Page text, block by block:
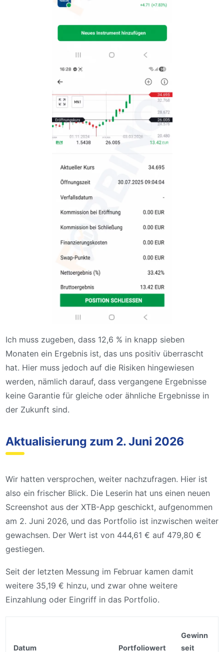
Ich muss zugeben, dass 12,6 % in knapp sieben
Monaten ein Ergebnis ist, das uns positiv überrascht
hat. Hier muss jedoch auf die Risiken hingewiesen
werden, nämlich darauf, dass vergangene Ergebnisse
keine Garantie für gleiche oder ähnliche Ergebnisse in
der Zukunft sind.
Aktualisierung zum 2. Juni 2026
Wir hatten versprochen, weiter nachzufragen. Hier ist
also ein frischer Blick. Die Leserin hat uns einen neuen
Screenshot aus der XTB-App geschickt, aufgenommen
am 2. Juni 2026, und das Portfolio ist inzwischen weiter
gewachsen. Der Wert ist von 444,61 € auf 479,80 €
gestiegen.
Seit der letzten Messung im Februar kamen damit
weitere 35,19 € hinzu, und zwar ohne weitere
Einzahlung oder Eingriff in das Portfolio.
Datum Portfoliowert
Gewinn
seit